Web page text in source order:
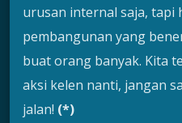
urusan internal saja, tapi
pembangunan yang
buat orang banyak. Kita
aksi kelen nanti, jangan
jalan! (*)